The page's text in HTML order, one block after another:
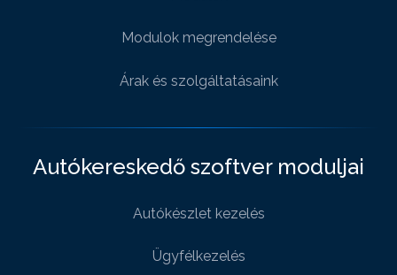
Modulok megrendelése
Árak és szolgáltatásaink
Autókereskedő szoftver moduljai
Autókészlet kezelés
Ügyfélkezelés